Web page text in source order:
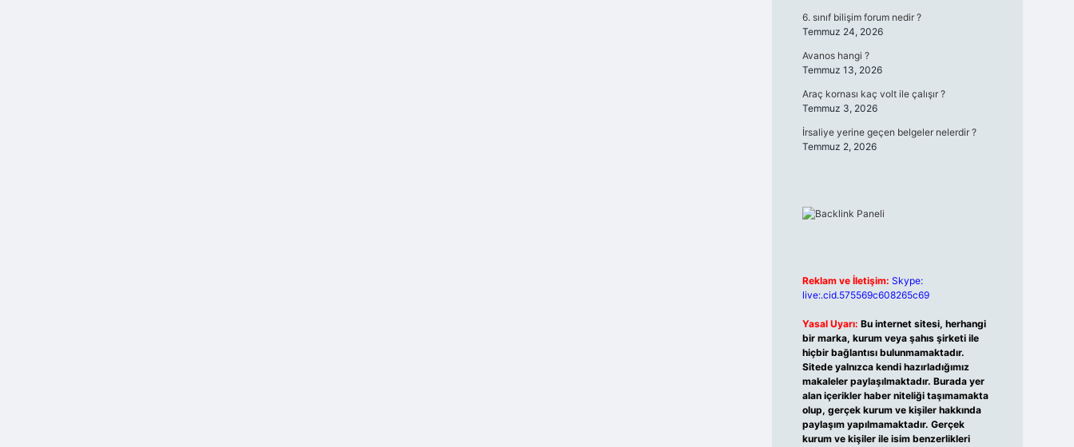
6. sınıf bilişim forum nedir ?
Temmuz 24, 2026
Avanos hangi ?
Temmuz 13, 2026
Araç kornası kaç volt ile çalışır ?
Temmuz 3, 2026
İrsaliye yerine geçen belgeler nelerdir ?
Temmuz 2, 2026
Reklam ve İletişim: Skype:
live:.cid.575569c608265c69
Yasal Uyarı: Bu internet sitesi, herhangi
bir marka, kurum veya şahıs şirketi ile
hiçbir bağlantısı bulunmamaktadır.
Sitede yalnızca kendi hazırladığımız
makaleler paylaşılmaktadır. Burada yer
alan içerikler haber niteliği taşımamakta
olup, gerçek kurum ve kişiler hakkında
paylaşım yapılmamaktadır. Gerçek
kurum ve kişiler ile isim benzerlikleri